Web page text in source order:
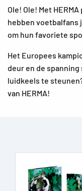
Ole! Ole! Met
hebben voetbalfans
om hun favoriete
Het Europees
deur en de
luidkeels te
van HERMA!